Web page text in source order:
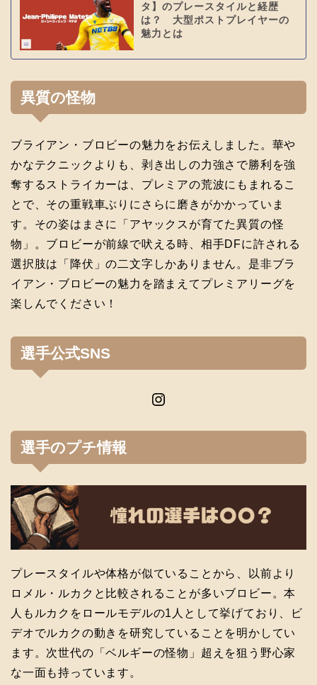
タ】のプレースタイルと経歴
は？ 大型ポストプレイヤーの
魅力とは
異質の怪物
ブライアン・ブロビーの魅力をお伝えしました。華や
かなテクニックよりも、剥き出しの力強さで勝利を強
奪するストライカーは、プレミアの荒波にもまれるこ
とで、その重戦車ぶりにさらに磨きがかかっていま
す。その姿はまさに「アヤックスが育てた異質の怪
物」。ブロビーが前線で吠える時、相手DFに許される
選択肢は「降伏」の二文字しかありません。是非ブラ
イアン・ブロビーの魅力を踏まえてプレミアリーグを
楽しんでください！
選手公式SNS
Instagram
選手のプチ情報
プレースタイルや体格が似ていることから、以前より
ロメル・ルカクと比較されることが多いブロビー。本
人もルカクをロールモデルの1人として挙げており、ビ
デオでルカクの動きを研究していることを明かしてい
ます。次世代の「ベルギーの怪物」超えを狙う野心家
な一面も持っています。